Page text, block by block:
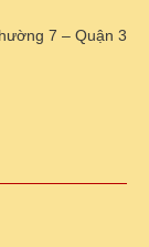
7 – Quận 3